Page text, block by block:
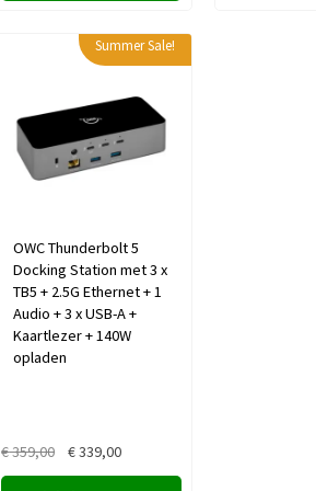
OWC Thunderbolt 5
Docking Station met 3 x
TB5 + 2.5G Ethernet + 1
Audio + 3 x USB-A +
Kaartlezer + 140W
opladen
€359,00
Oorspronkelijke
prijs
€339,00Huidige
prijs
Summer Sale!